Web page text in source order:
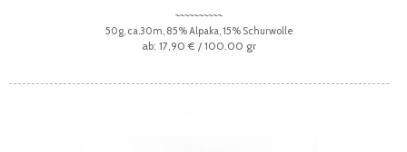
50g, ca.30m, 85% Alpaka, 15% Schurwolle
17,90 € / 100.00 gr